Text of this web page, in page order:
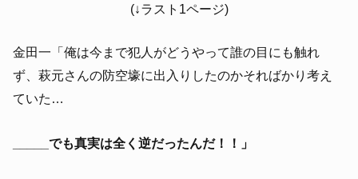
(↓ラスト1ページ)
金田一「俺は今まで犯人がどうやって誰の目にも触れ
ず、萩元さんの防空壕に出入りしたのかそればかり考え
ていた…
_____でも真実は全く逆だったんだ！！」